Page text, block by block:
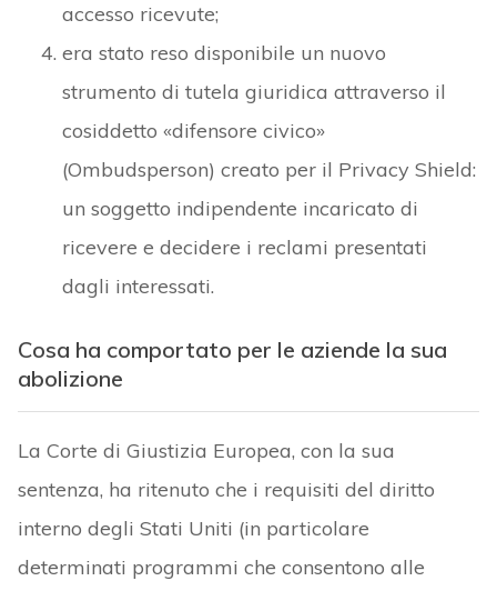
accesso ricevute;
era stato reso disponibile un nuovo
strumento di tutela giuridica attraverso il
cosiddetto «difensore civico»
(Ombudsperson) creato per il Privacy Shield:
un soggetto indipendente incaricato di
ricevere e decidere i reclami presentati
dagli interessati.
Cosa ha comportato per le aziende la sua
abolizione
La Corte di Giustizia Europea, con la sua
sentenza, ha ritenuto che i requisiti del diritto
interno degli Stati Uniti (in particolare
determinati programmi che consentono alle